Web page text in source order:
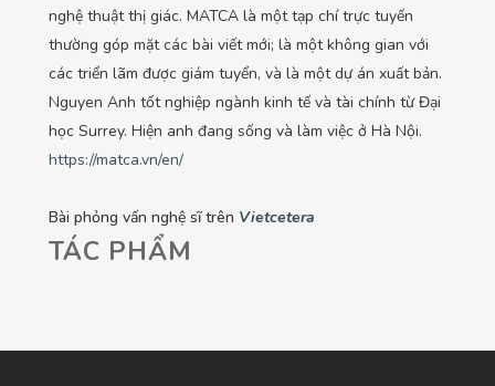
nghệ thuật thị giác. MATCA là một tạp chí trực tuyến
thường góp mặt các bài viết mới; là một không gian với
các triển lãm được giám tuyển, và là một dự án xuất bản.
Nguyen Anh tốt nghiệp ngành kinh tế và tài chính từ Đại
học Surrey. Hiện anh đang sống và làm việc ở Hà Nội.
https://matca.vn/en/
Bài phỏng vấn nghệ sĩ trên Vietcetera
TÁC PHẨM